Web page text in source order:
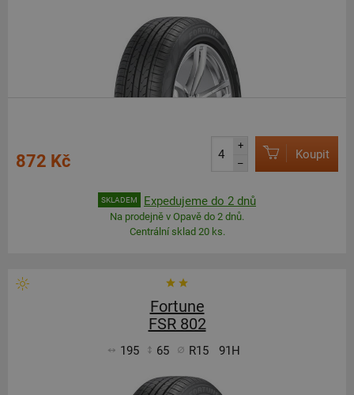
872 Kč
+
–
Koupit
SKLADEM Expedujeme do 2 dnů
Na prodejně v Opavě do 2 dnů.
Centrální sklad 20 ks.
Fortune
FSR 802
195 65 R15 91H